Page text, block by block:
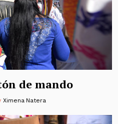
de mando
Ximena Natera